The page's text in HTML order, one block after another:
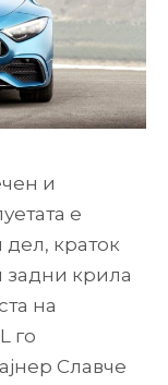
и
е
краток
крила
на
го
Славче